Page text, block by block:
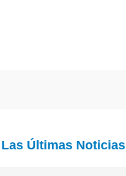
Las Últimas Noticias